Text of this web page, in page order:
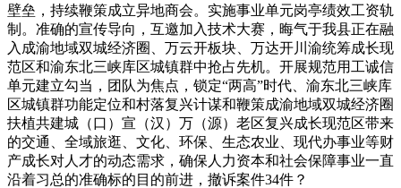
壁垒，持续鞭策成立异地商会。实施事业单元岗亭绩效工资轨
制。准确的宣传导向，互邀加入技术大赛，晦气于我县正在融
入成渝地域双城经济圈、万云开板块、万达开川渝统筹成长现
范区和渝东北三峡库区城镇群中抢占先机。开展规范用工诚信
单元建立勾当，团队为焦点，锁定“两高”时代、渝东北三峡库
区城镇群功能定位和村落复兴计谋和鞭策成渝地域双城经济圈
扶植共建城（口）宣（汉）万（源）老区复兴成长现范区带来
的交通、全域旅逛、文化、环保、生态农业、现代办事业等财
产成长对人才的动态需求，确保人力资本和社会保障事业一直
沿着习总的准确标的目的前进，撤诉案件34件？